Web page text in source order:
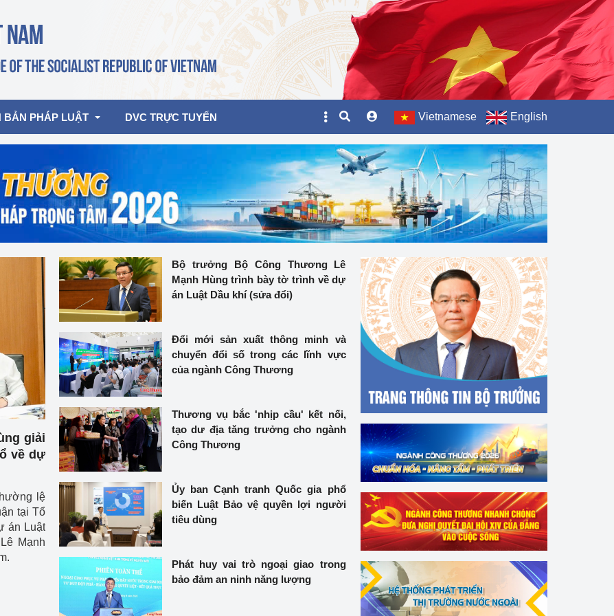
Hoạt động của lãnh đạo Đảng, Nhà
nước
Hoạt động của Lãnh đạo Bộ
Hoạt động của các đơn vị
Thương
2026
Thông cáo báo chí
Điểm báo
Lâm Thủy sản
lực
Tổ chức kiểm định kỹ thuật an toàn lao
động thuộc thẩm quyền quản lý của
Bộ Công Thương
Tổ chức được cấp GCN đăng ký, hoạt
động kiểm định thiết bị, dụng cụ điện
làm việc ở môi trường không có nguy
Thương
Thương
tiết kiệm và
Hiệu quả năng lượng
BẢN PHÁP LUẬT
pháp quy
điều hành
hợp nhất
DVC TRỰC TUYẾN Vietnamese English
giải
về dự
lệ
tại Tổ
án Luật
Mạnh
Bộ trưởng Bộ Công Thương Lê
Mạnh Hùng trình bày tờ trình về dự
án Luật Dầu khí (sửa đổi)
Đổi mới sản xuất thông minh và
chuyển đổi số trong các lĩnh vực
của ngành Công Thương
Thương vụ bắc 'nhịp cầu' kết nối,
tạo dư địa tăng trưởng cho ngành
Công Thương
Ủy ban Cạnh tranh Quốc gia phổ
biến Luật Bảo vệ quyền lợi người
tiêu dùng
Phát huy vai trò ngoại giao trong
bảo đảm an ninh năng lượng